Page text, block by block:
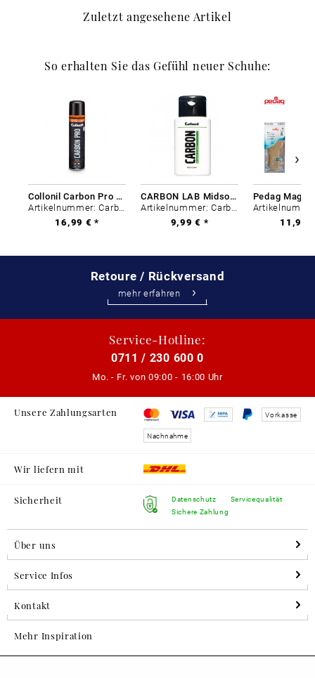
Zuletzt angesehene Artikel
So erhalten Sie das Gefühl neuer Schuhe:
Collonil Carbon Pro 400 ml
16,99 € *
CARBON LAB Midsole Cleaner
9,99 € *
11,99
Retoure / Rückversand
mehr erfahren
Service-Hotline:
0711 / 230 600 0
Mo. - Fr. von 09:00 - 16:00 Uhr
Unsere Zahlungsarten Vorkasse
Nachnahme
Wir liefern mit
Sicherheit
Datenschutz
Sichere Zahlung
Servicequalität
Über uns
Service Infos
Kontakt
Mehr Inspiration